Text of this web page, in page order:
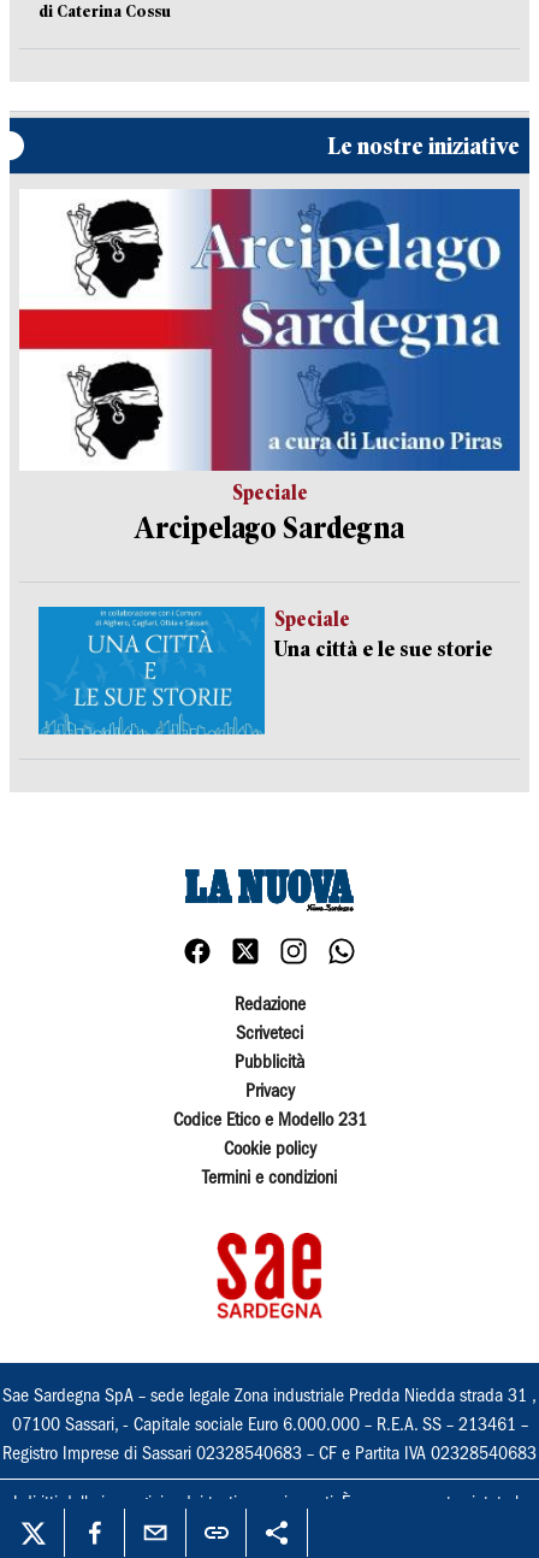
di Caterina Cossu
Le nostre iniziative
Speciale
Arcipelago Sardegna
Speciale
Una città e le sue storie
Redazione
Scriveteci
Pubblicità
Privacy
Codice Etico e Modello 231
Cookie policy
Termini e condizioni
Sae Sardegna SpA – sede legale Zona industriale Predda Niedda strada 31 ,
07100 Sassari, - Capitale sociale Euro 6.000.000 – R.E.A. SS – 213461 –
Registro Imprese di Sassari 02328540683 – CF e Partita IVA 02328540683
I diritti delle immagini e dei testi sono riservati. È espressamente vietata la
loro riproduzione con qualsiasi mezzo e l'adattamento totale o parziale.